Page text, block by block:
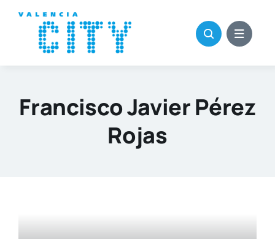
contenido
Francisco Javier Pérez
Rojas